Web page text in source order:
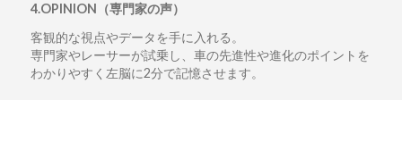
4.OPINION（専門家の声）
客観的な視点やデータを手に入れる。
専門家やレーサーが試乗し、車の先進性や進化のポイントを
わかりやすく左脳に2分で記憶させます。